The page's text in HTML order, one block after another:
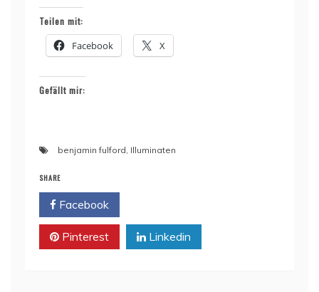
Teilen mit:
Facebook X
Gefällt mir:
benjamin fulford Illuminaten
SHARE
Facebook
Pinterest Linkedin